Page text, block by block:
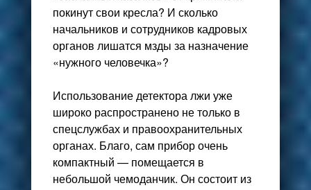
покинут свои кресла? И сколько
начальников и сотрудников кадровых
органов лишатся мзды за назначение
«нужного человечка»?
Использование детектора лжи уже
широко распространено не только в
спецслужбах и правоохранительных
органах. Благо, сам прибор очень
компактный — помещается в
небольшой чемоданчик. Он состоит из